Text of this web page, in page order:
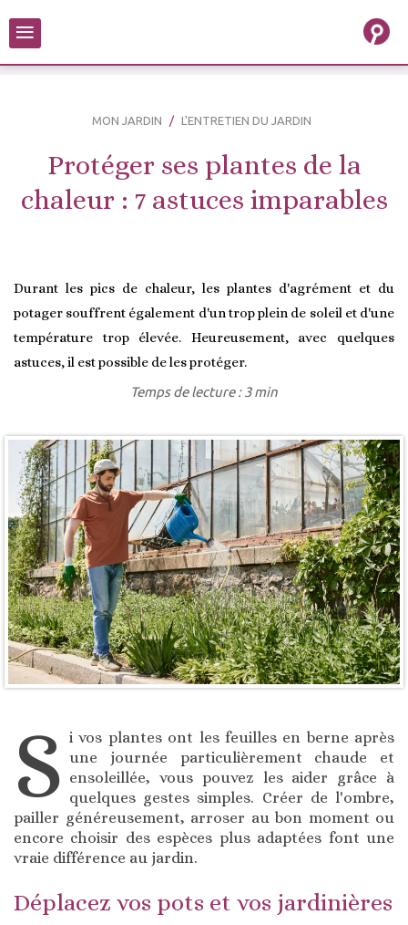
≡
MON JARDIN L'ENTRETIEN DU JARDIN
Protéger ses plantes de la
chaleur : 7 astuces imparables
Durant les pics de chaleur, les plantes d'agrément et du
potager souffrent également d'un trop plein de soleil et d'une
température trop élevée. Heureusement, avec quelques
astuces, il est possible de les protéger.
Temps de lecture : 3 min
S i vos plantes ont les feuilles en berne après
une journée particulièrement chaude et
ensoleillée, vous pouvez les aider grâce à
quelques gestes simples. Créer de l'ombre,
pailler généreusement, arroser au bon moment ou
encore choisir des espèces plus adaptées font une
vraie différence au jardin.
Déplacez vos pots et vos jardinières